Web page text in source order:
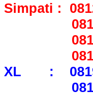
Simpati :
0812
0813
0813
XL : 0819
0819